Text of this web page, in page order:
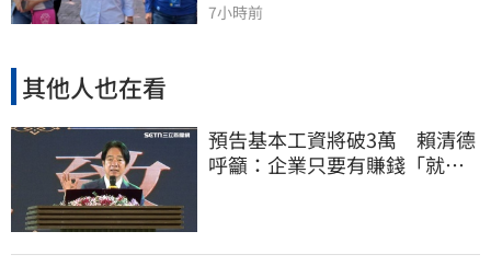
7小時前
其他人也在看
預告基本工資將破3萬 賴清德
呼籲：企業只要有賺錢「就該